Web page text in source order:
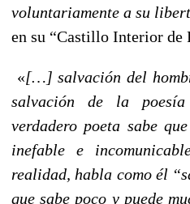
voluntariamente a su
en su “Castillo Interior de
«[…] salvación del
salvación de la
verdadero poeta sabe
inefable e
realidad, habla como él
que sabe poco y puede